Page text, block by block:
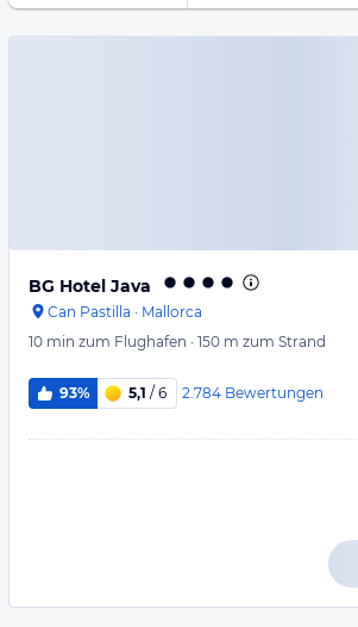
BG Hotel Java
Can Pastilla · Mallorca
10 min zum Flughafen · 150 m zum Strand
93% 5,1 / 6 2.784 Bewertungen